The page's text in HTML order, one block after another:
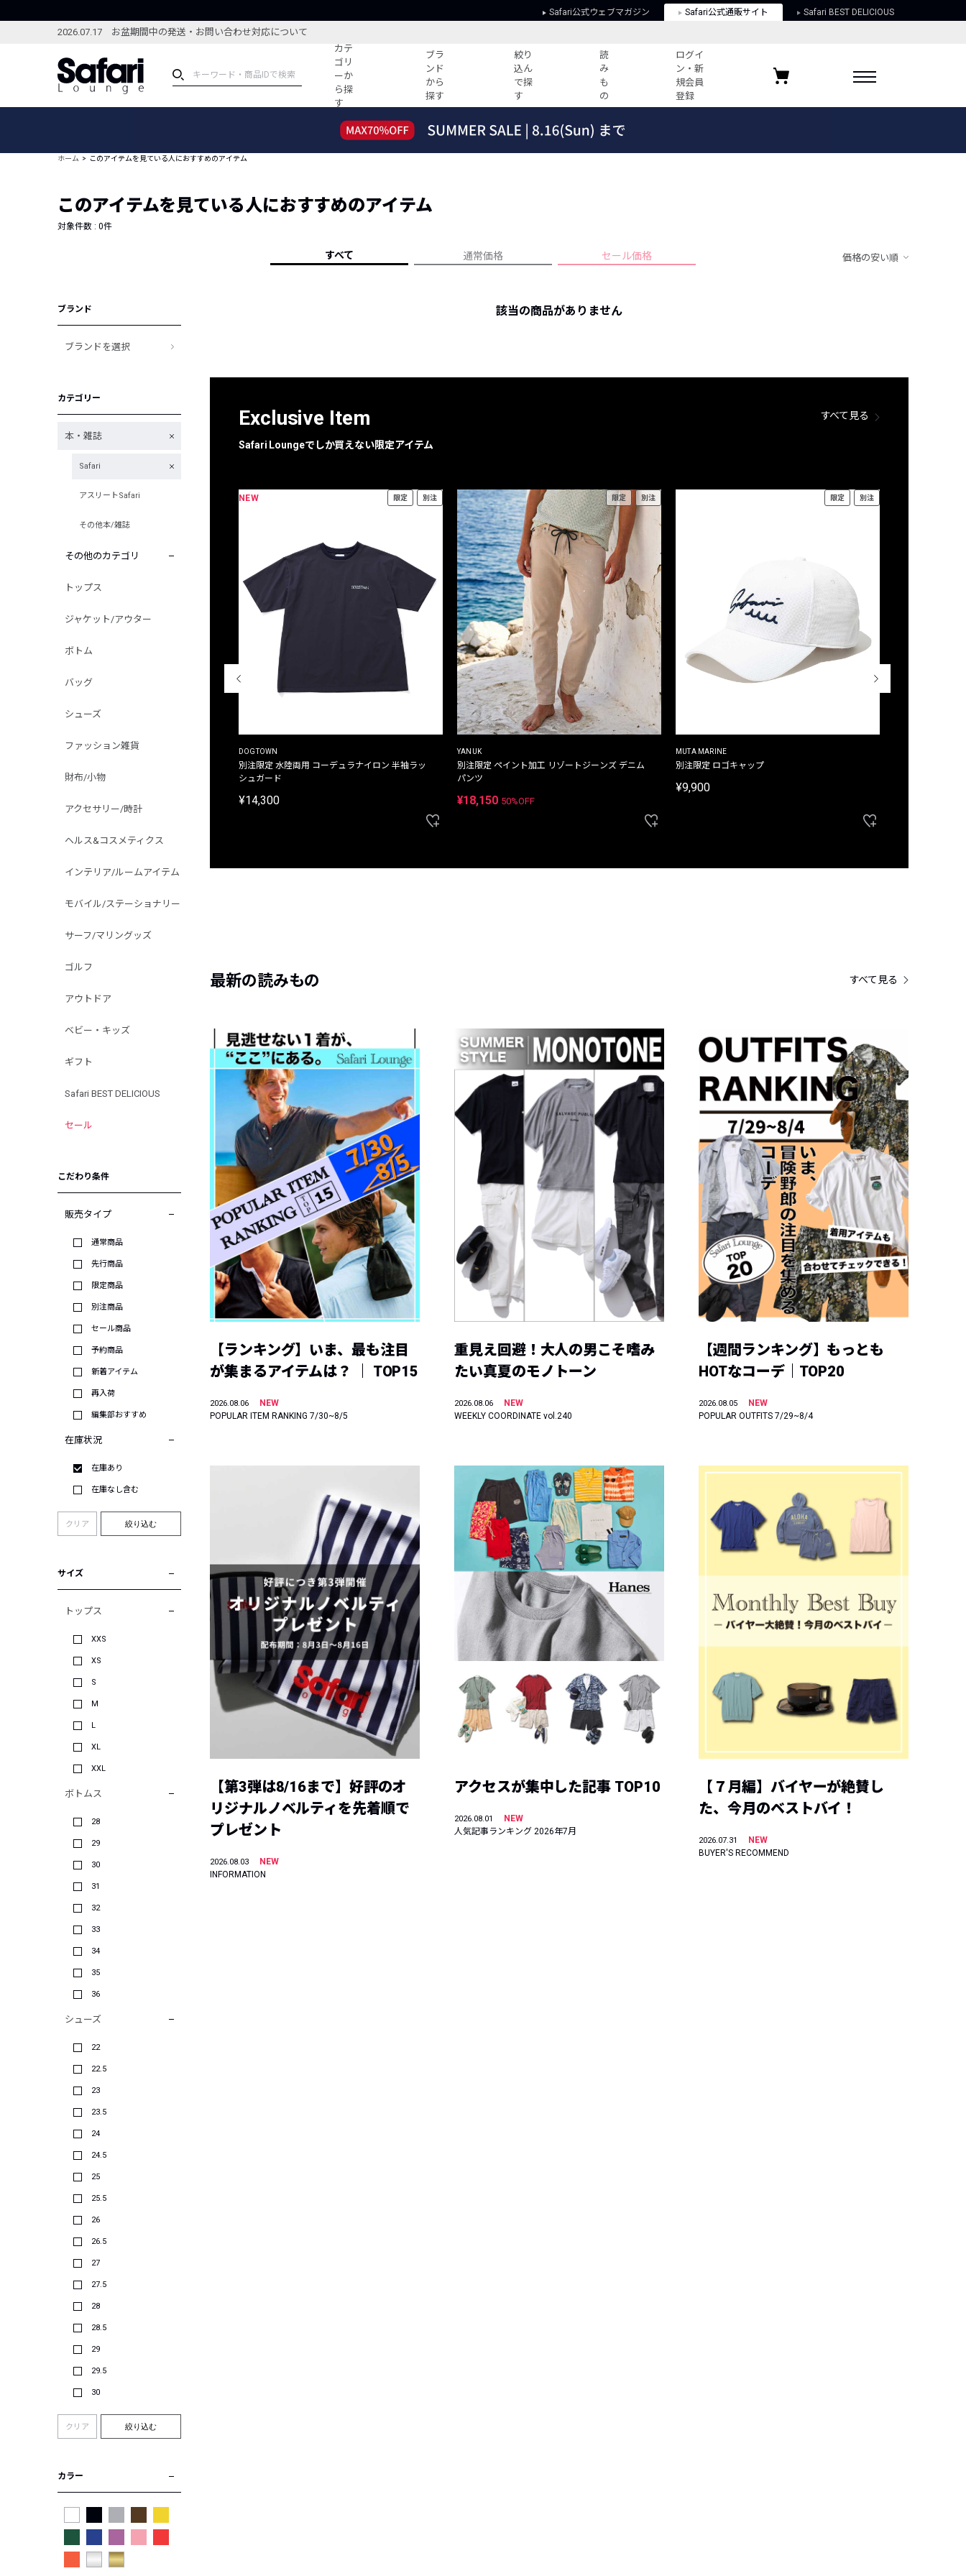
Safari公式ウェブマガジン Safari公式通販サイト Safari BEST DELICIOUS
2026.07.17 お盆期間中の発送・お問い合わせ対応について
カテ
ゴリ
ーか
ら探
す
ブラ
ンド
から
探す
絞り
込ん
で探
す
読
み
も
の
ログイ
ン・新
規会員
登録
ブランドから探す
新着アイテム
編集部のおすすめアイテム
特集記事
コーディネート
すべての記事
ーデ紹介
人気記事ランキング
フォーカスブランド
プライバシーポリシー
お気に入りブランド
ホーム このアイテムを見ている人におすすめのアイテム
このアイテムを見ている人におすすめのアイテム
対象件数 : 0件
すべて 通常価格 セール価格 価格の安い順
ブランド
ブランドを選択
カテゴリー
本・雑誌
Safari
アスリートSafari
その他本/雑誌
その他のカテゴリ
トップス
ジャケット/アウター
ボトム
バッグ
シューズ
ファッション雑貨
財布/小物
アクセサリー/時計
ヘルス&コスメティクス
インテリア/ルームアイテム
モバイル/ステーショナリー
サーフ/マリングッズ
ゴルフ
アウトドア
ベビー・キッズ
ギフト
Safari BEST DELICIOUS
セール
こだわり条件
販売タイプ
通常商品
先行商品
限定商品
別注商品
セール商品
予約商品
新着アイテム
再入荷
編集部おすすめ
在庫状況
在庫あり
在庫なし含む
クリア 絞り込む
サイズ
トップス
XXS
XS
S
M
L
XL
XXL
ボトムス
28
29
30
31
32
33
34
35
36
シューズ
22
22.5
23
23.5
24
24.5
25
25.5
26
26.5
27
27.5
28
28.5
29
29.5
30
クリア 絞り込む
カラー
該当の商品がありません
Exclusive Item
Safari Loungeでしか買えない限定アイテム
すべて見る
THE DUFFER OF ST.GEORGE
プリントTシャツ
NEW 限定 別注
DOGTOWN
別注限定 水陸両用 コーデュラナイロン 半袖ラッ
シュガード
¥14,300
限定 別注
YANUK
別注限定 ペイント加工 リゾートジーンズ デニム
パンツ
¥18,150 50%OFF
限定 別注
MUTA MARINE
別注限定 ロゴキャップ
¥9,900
最新の読みもの すべて見る
【ランキング】いま、最も注目
が集まるアイテムは？ ｜ TOP15
2026.08.06
NEW
POPULAR ITEM RANKING 7/30~8/5
重見え回避！大人の男こそ嗜み
たい真夏のモノトーン
2026.08.06
NEW
WEEKLY COORDINATE vol.240
【週間ランキング】もっとも
HOTなコーデ｜TOP20
2026.08.05
NEW
POPULAR OUTFITS 7/29~8/4
【第3弾は8/16まで】好評のオ
リジナルノベルティを先着順で
プレゼント
2026.08.03
NEW
INFORMATION
アクセスが集中した記事 TOP10
2026.08.01
NEW
人気記事ランキング 2026年7月
【７月編】バイヤーが絶賛し
た、今月のベストバイ！
2026.07.31
NEW
BUYER'S RECOMMEND